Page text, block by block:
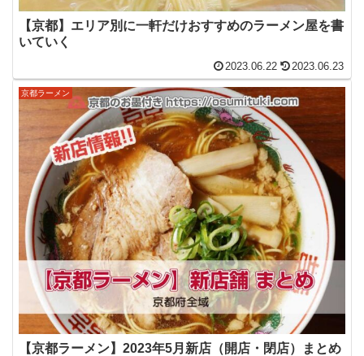
【京都】エリア別に一軒だけおすすめのラーメン屋を書
いていく
2023.06.22 2023.06.23
京都ラーメン
【京都ラーメン】2023年5月新店（開店・閉店）まとめ